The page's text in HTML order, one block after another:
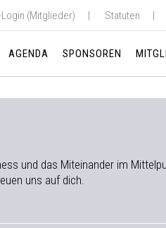
(Mitglieder) Statuten
AGENDA SPONSOREN
und das Miteinander im
uns auf dich.